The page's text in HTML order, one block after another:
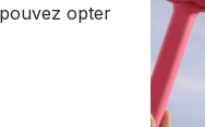
opter